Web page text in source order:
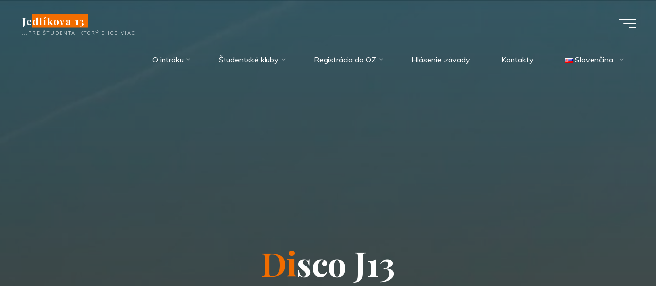
content
Jedlíkova 13
...PRE ŠTUDENTA, KTORÝ CHCE VIAC
O intráku Študentské kluby Registrácia do OZ Hlásenie závady Kontakty Slovenčina
Disco J13